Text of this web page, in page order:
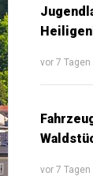
vor 7
vor 7